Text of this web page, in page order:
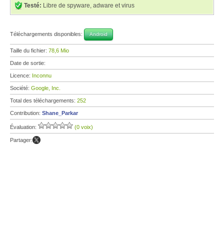
Testé: Libre de spyware, adware et virus
Téléchargements disponibles: Android
Taille du fichier: 78,6 Mio
Date de sortie:
Licence: Inconnu
Société: Google, Inc.
Total des téléchargements: 252
Contribution: Shane_Parkar
Évaluation: (0 voix)
Partager: